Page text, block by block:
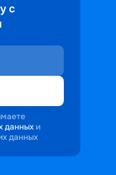
с
данных и
данных